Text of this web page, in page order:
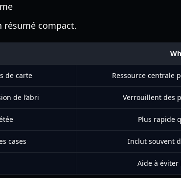
résumé compact.
de carte Ressource centrale
de l’abri Verrouillent des
Plus rapide
cases Inclut souvent
Aide à éviter